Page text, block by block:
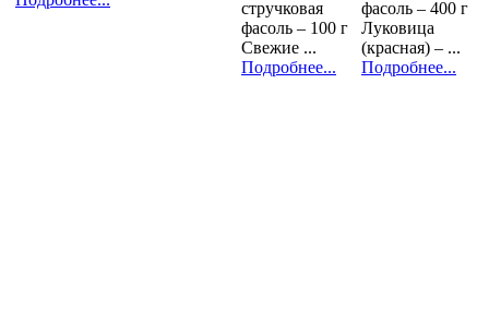
стручковая
фасоль – 100 г
Свежие ...
Подробнее...
фасоль – 400 г
Луковица
(красная) – ...
Подробнее...